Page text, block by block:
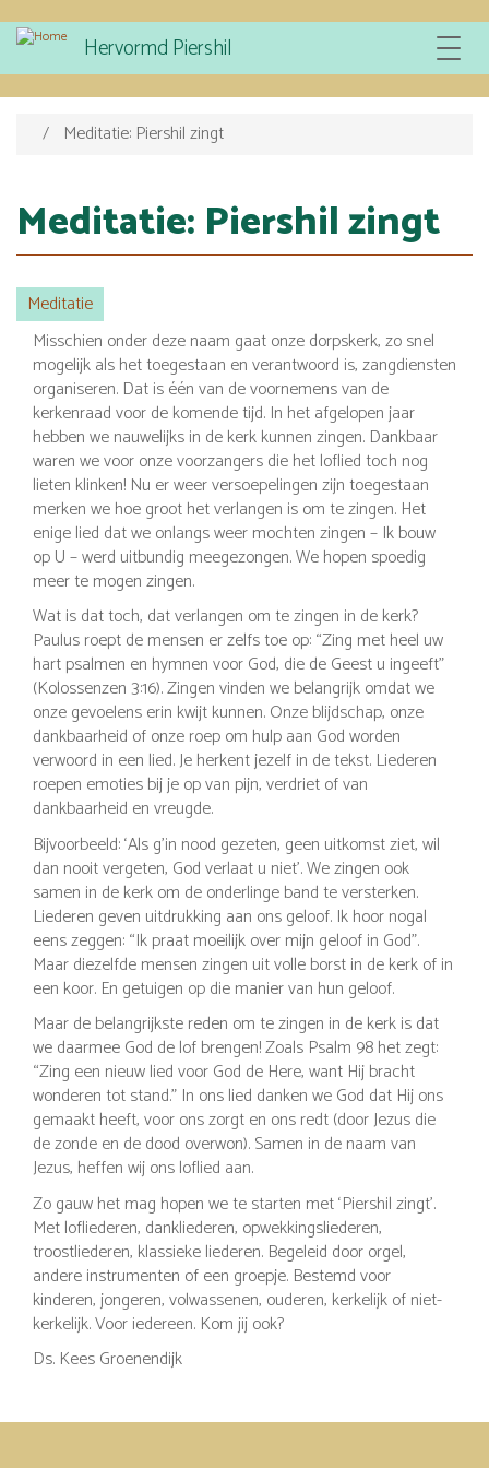
Overslaan
naar
de
inhoud
Hervormd Piershil
Toggle
Meditatie: Piershil zingt
Meditatie: Piershil zingt
Meditatie
Misschien onder deze naam gaat onze dorpskerk, zo snel
mogelijk als het toegestaan en verantwoord is, zangdiensten
organiseren. Dat is één van de voornemens van de
kerkenraad voor de komende tijd. In het afgelopen jaar
hebben we nauwelijks in de kerk kunnen zingen. Dankbaar
waren we voor onze voorzangers die het loflied toch nog
lieten klinken! Nu er weer versoepelingen zijn toegestaan
merken we hoe groot het verlangen is om te zingen. Het
enige lied dat we onlangs weer mochten zingen – Ik bouw
op U – werd uitbundig meegezongen. We hopen spoedig
meer te mogen zingen.
Wat is dat toch, dat verlangen om te zingen in de kerk?
Paulus roept de mensen er zelfs toe op: “Zing met heel uw
hart psalmen en hymnen voor God, die de Geest u ingeeft”
(Kolossenzen 3:16). Zingen vinden we belangrijk omdat we
onze gevoelens erin kwijt kunnen. Onze blijdschap, onze
dankbaarheid of onze roep om hulp aan God worden
verwoord in een lied. Je herkent jezelf in de tekst. Liederen
roepen emoties bij je op van pijn, verdriet of van
dankbaarheid en vreugde.
Bijvoorbeeld: ‘Als g’in nood gezeten, geen uitkomst ziet, wil
dan nooit vergeten, God verlaat u niet’. We zingen ook
samen in de kerk om de onderlinge band te versterken.
Liederen geven uitdrukking aan ons geloof. Ik hoor nogal
eens zeggen: “Ik praat moeilijk over mijn geloof in God”.
Maar diezelfde mensen zingen uit volle borst in de kerk of in
een koor. En getuigen op die manier van hun geloof.
Maar de belangrijkste reden om te zingen in de kerk is dat
we daarmee God de lof brengen! Zoals Psalm 98 het zegt:
“Zing een nieuw lied voor God de Here, want Hij bracht
wonderen tot stand.” In ons lied danken we God dat Hij ons
gemaakt heeft, voor ons zorgt en ons redt (door Jezus die
de zonde en de dood overwon). Samen in de naam van
Jezus, heffen wij ons loflied aan.
Zo gauw het mag hopen we te starten met ‘Piershil zingt’.
Met lofliederen, dankliederen, opwekkingsliederen,
troostliederen, klassieke liederen. Begeleid door orgel,
andere instrumenten of een groepje. Bestemd voor
kinderen, jongeren, volwassenen, ouderen, kerkelijk of niet-
kerkelijk. Voor iedereen. Kom jij ook?
Ds. Kees Groenendijk